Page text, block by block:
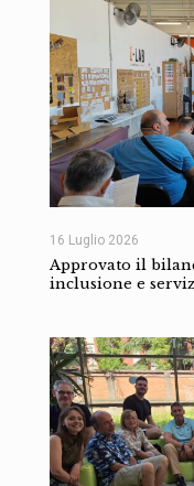
16 Luglio 2026
Approvato il
inclusione e